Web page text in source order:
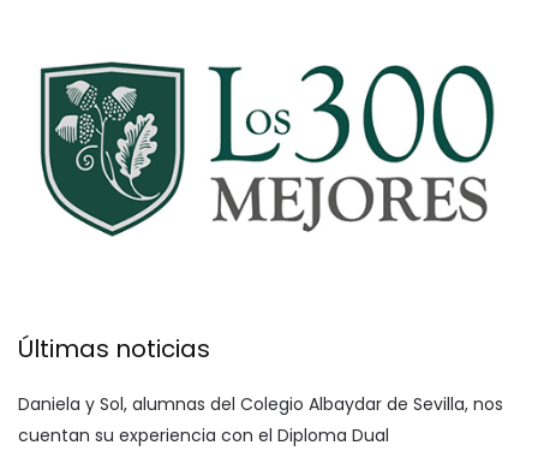
Últimas noticias
Daniela y Sol, alumnas del Colegio Albaydar de Sevilla, nos
cuentan su experiencia con el Diploma Dual